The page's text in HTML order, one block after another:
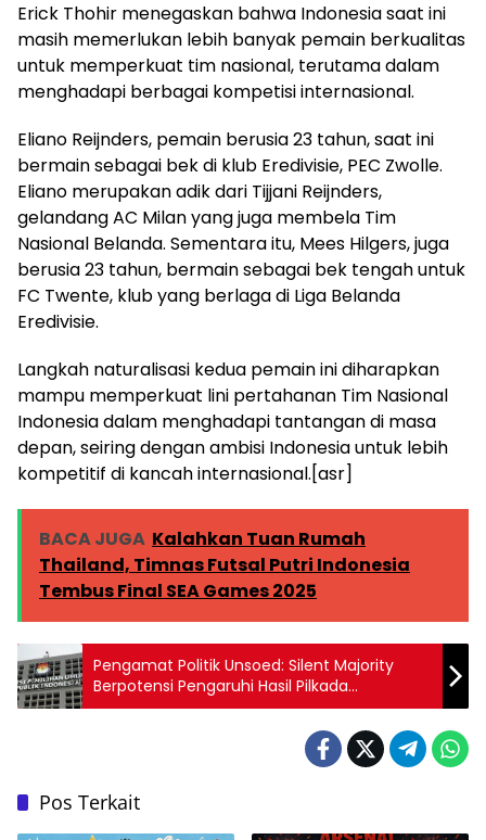
Erick Thohir menegaskan bahwa Indonesia saat ini
masih memerlukan lebih banyak pemain berkualitas
untuk memperkuat tim nasional, terutama dalam
menghadapi berbagai kompetisi internasional.
Eliano Reijnders, pemain berusia 23 tahun, saat ini
bermain sebagai bek di klub Eredivisie, PEC Zwolle.
Eliano merupakan adik dari Tijjani Reijnders,
gelandang AC Milan yang juga membela Tim
Nasional Belanda. Sementara itu, Mees Hilgers, juga
berusia 23 tahun, bermain sebagai bek tengah untuk
FC Twente, klub yang berlaga di Liga Belanda
Eredivisie.
Langkah naturalisasi kedua pemain ini diharapkan
mampu memperkuat lini pertahanan Tim Nasional
Indonesia dalam menghadapi tantangan di masa
depan, seiring dengan ambisi Indonesia untuk lebih
kompetitif di kancah internasional.[asr]
BACA JUGA Kalahkan Tuan Rumah
Thailand, Timnas Futsal Putri Indonesia
Tembus Final SEA Games 2025
Pengamat Politik Unsoed: Silent Majority
Berpotensi Pengaruhi Hasil Pilkada
Banyumas
Pos Terkait